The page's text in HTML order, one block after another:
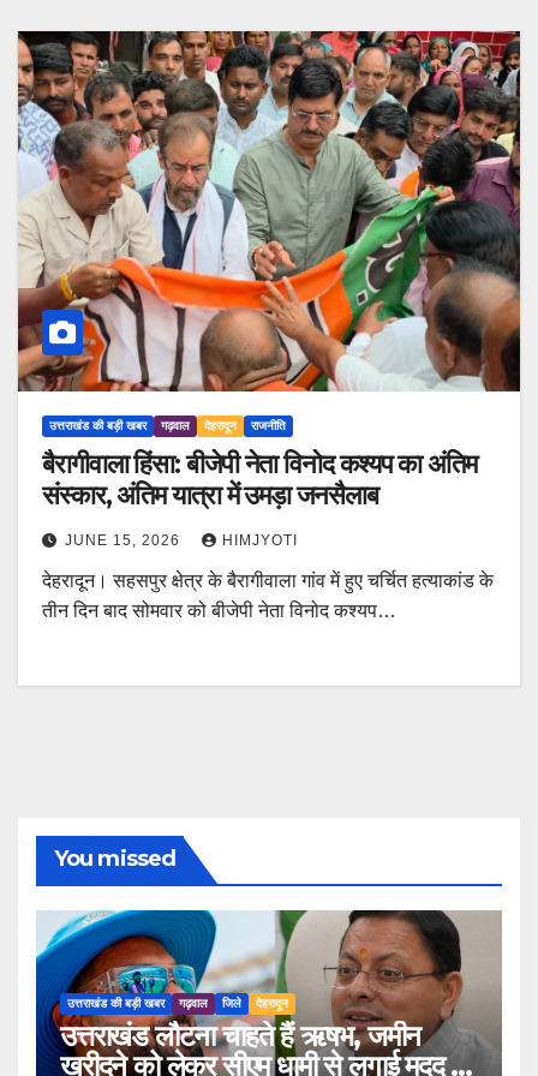
उत्तराखंड की बड़ी खबर गढ़वाल देहरादून राजनीति
बैरागीवाला हिंसा: बीजेपी नेता विनोद कश्यप का अंतिम
संस्कार, अंतिम यात्रा में उमड़ा जनसैलाब
JUNE 15, 2026 HIMJYOTI
देहरादून। सहसपुर क्षेत्र के बैरागीवाला गांव में हुए चर्चित हत्याकांड के
तीन दिन बाद सोमवार को बीजेपी नेता विनोद कश्यप…
You missed
उत्तराखंड की बड़ी खबर गढ़वाल जिले देहरादून
उत्तराखंड लौटना चाहते हैं ऋषभ, जमीन
खरीदने को लेकर सीएम धामी से लगाई मदद की